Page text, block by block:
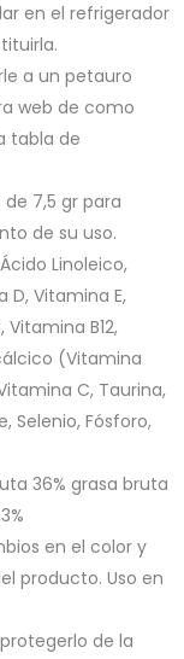
en el refrigerador
a un petauro
web de como
tabla de
7,5 gr para
de su uso.
Linoleico,
D, Vitamina E,
Vitamina B12,
(Vitamina
C, Taurina,
Selenio, Fósforo,
36% grasa bruta
en el color y
producto. Uso en
de la